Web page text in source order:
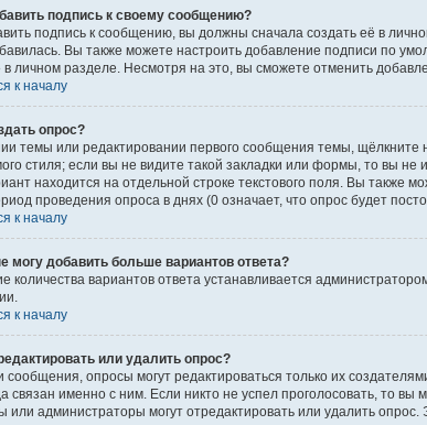
подпись к своему сообщению?
подпись к сообщению, вы должны сначала создать её в
Вы также можете настроить добавление подписи по
в личном разделе. Несмотря на это, вы сможете отменить
к началу
опрос?
темы или редактировании первого сообщения темы, щёлкните
стиля; если вы не видите такой закладки или формы, то вы
находится на отдельной строке текстового поля. Вы также
проведения опроса в днях (0 означает, что опрос будет
к началу
могу добавить больше вариантов ответа?
количества вариантов ответа устанавливается
к началу
или удалить опрос?
сообщения, опросы могут редактироваться только их
связан именно с ним. Если никто не успел проголосовать, то
или администраторы могут отредактировать или удалить